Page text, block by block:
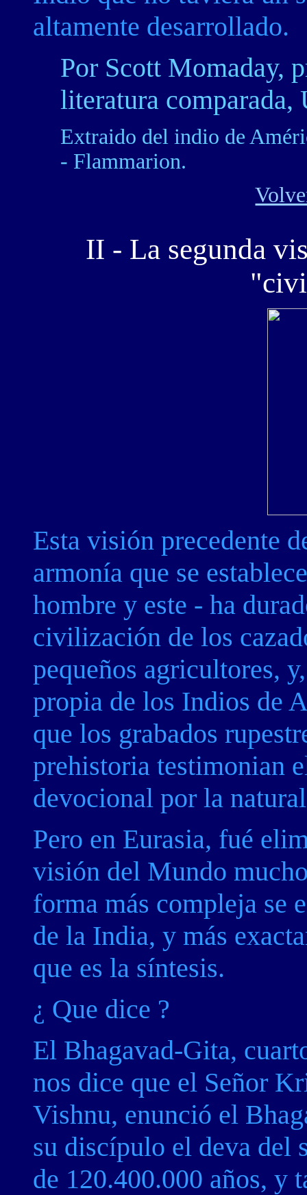
altamente desarrollado.
Por Scott Momaday,
literatura comparada,
Extraido del indio de
- Flammarion.
II - La segunda
Esta visión precedente
armonía que se
hombre y este - ha
civilización de los
pequeños agricultores,
propia de los Indios de
que los grabados
prehistoria testimonian
devocional por la
Pero en Eurasia, fué
visión del Mundo
forma más compleja se
de la India, y más
que es la síntesis.
¿ Que dice ?
El Bhagavad-Gita,
nos dice que el Señor
Vishnu, enunció el
su discípulo el deva del
de 120.400.000 años, y